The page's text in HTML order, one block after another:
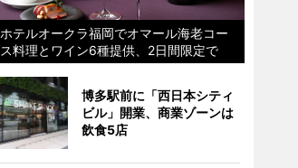
ホテルオークラ福岡でオマール海老コー
ス料理とワイン6種提供、2日間限定で
博多駅前に「西日本シティ
ビル」開業、商業ゾーンは
飲食5店